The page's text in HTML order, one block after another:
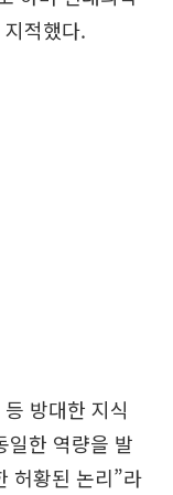
적했다.
등 방대한 지식
일한 역량을 발
허황된 논리”라